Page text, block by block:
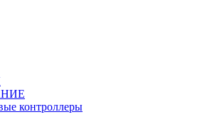
контроллеры